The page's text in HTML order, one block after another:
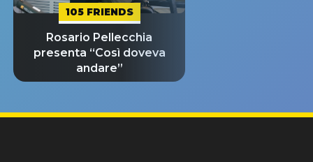
105 FRIENDS
Rosario Pellecchia
presenta “Così doveva
andare”